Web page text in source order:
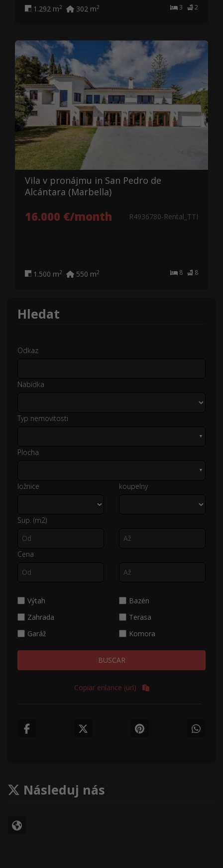
3 2
1.292 m2 302 m2
Vila v pronájmu in San Pedro de
Alcántara (Marbella)
16.000 €/month R4936780-Rental_TTI
8 8
1.500 m2 550 m2
Hledat
Odkaz
Nabídka
Typ nemovitosti
▼
Plocha
▼
ložnice koupelny
Sup. (m2)
Cena
Výtah
Bazén
Zahrada
Terasa
Garáž
Komora
BUSCAR
Copiar enlance (url)
Následuj nás